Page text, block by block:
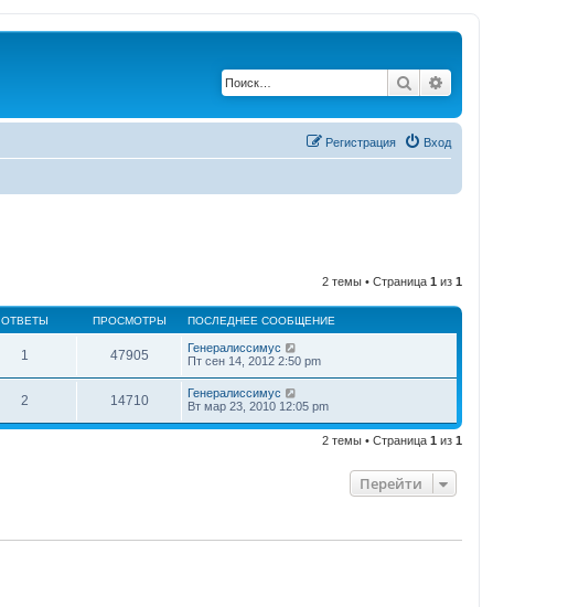
Поиск
Вход
Регистрация
2 темы • Страница 1 из 1
ОТВЕТЫ ПРОСМОТРЫ ПОСЛЕДНЕЕ СООБЩЕНИЕ
1 47905
Генералиссимус
Пт сен 14, 2012 2:50 pm
2 14710
Генералиссимус
Вт мар 23, 2010 12:05 pm
2 темы • Страница 1 из 1
Перейти